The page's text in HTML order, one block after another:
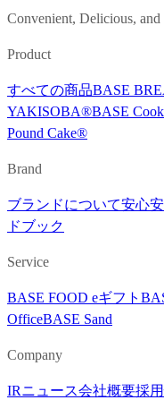
Convenient, Delicious, and
Product
すべての商品BASE
YAKISOBA®︎BASE
Pound Cake®︎
Brand
ブランドについて安心
ドブック
Service
BASE FOOD eギフト
OfficeBASE Sand
Company
IRニュース会社概要採